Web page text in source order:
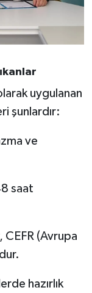
uygulanan
şunlardır:
ve
saat
CEFR (Avrupa
hazırlık